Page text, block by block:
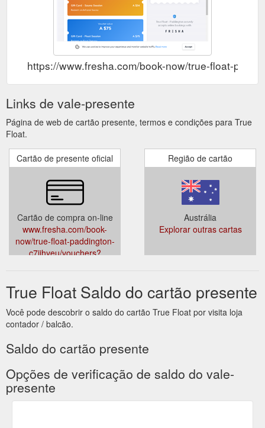
https://www.fresha.com/book-now/true-float-
Links de vale-presente
Página de web de cartão presente, termos e condições para True
Float.
Cartão de presente oficial
Cartão de compra on-line
www.fresha.com/book-
now/true-float-paddington-
c7jihyeu/vouchers?
Região de cartão
Austrália
Explorar outras cartas
True Float Saldo do cartão presente
Você pode descobrir o saldo do cartão True Float por visita loja
contador / balcão.
Saldo do cartão presente
Opções de verificação de saldo do vale-
presente